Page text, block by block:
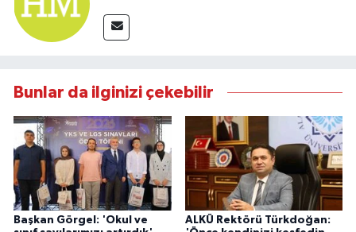
Bunlar da ilginizi çekebilir
Başkan Görgel: 'Okul ve
ALKÜ Rektörü Türkdoğan: